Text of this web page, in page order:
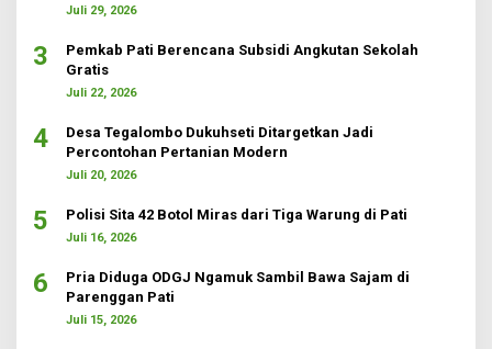
Juli 29, 2026
3
Pemkab Pati Berencana Subsidi Angkutan Sekolah
Gratis
Juli 22, 2026
4
Desa Tegalombo Dukuhseti Ditargetkan Jadi
Percontohan Pertanian Modern
Juli 20, 2026
5 Polisi Sita 42 Botol Miras dari Tiga Warung di Pati
Juli 16, 2026
6
Pria Diduga ODGJ Ngamuk Sambil Bawa Sajam di
Parenggan Pati
Juli 15, 2026